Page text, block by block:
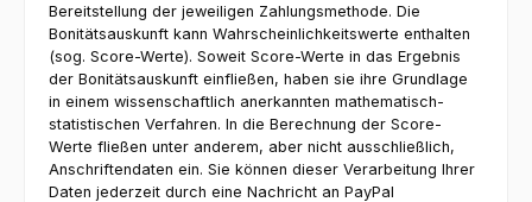
Bereitstellung der jeweiligen Zahlungsmethode. Die
Bonitätsauskunft kann Wahrscheinlichkeitswerte enthalten
(sog. Score-Werte). Soweit Score-Werte in das Ergebnis
der Bonitätsauskunft einfließen, haben sie ihre Grundlage
in einem wissenschaftlich anerkannten mathematisch-
statistischen Verfahren. In die Berechnung der Score-
Werte fließen unter anderem, aber nicht ausschließlich,
Anschriftendaten ein. Sie können dieser Verarbeitung Ihrer
Daten jederzeit durch eine Nachricht an PayPal